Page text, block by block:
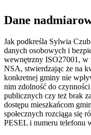
Dane
Jak podkreśla Sylwia
danych osobowych i
wewnętrzny ISO27001, w
NSA, stwierdzając że na
konkretnej gminy nie
nim zdolność do
publicznych czy też brak
dostępu mieszkańcom
społecznych rozciąga się
PESEL i numeru telefonu